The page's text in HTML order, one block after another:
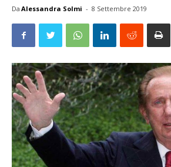
Da Alessandra Solmi - 8 Settembre 2019